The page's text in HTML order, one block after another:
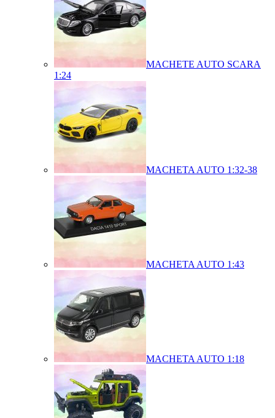
MACHETE AUTO SCARA
1:24
MACHETA AUTO 1:32-38
MACHETA AUTO 1:43
MACHETA AUTO 1:18